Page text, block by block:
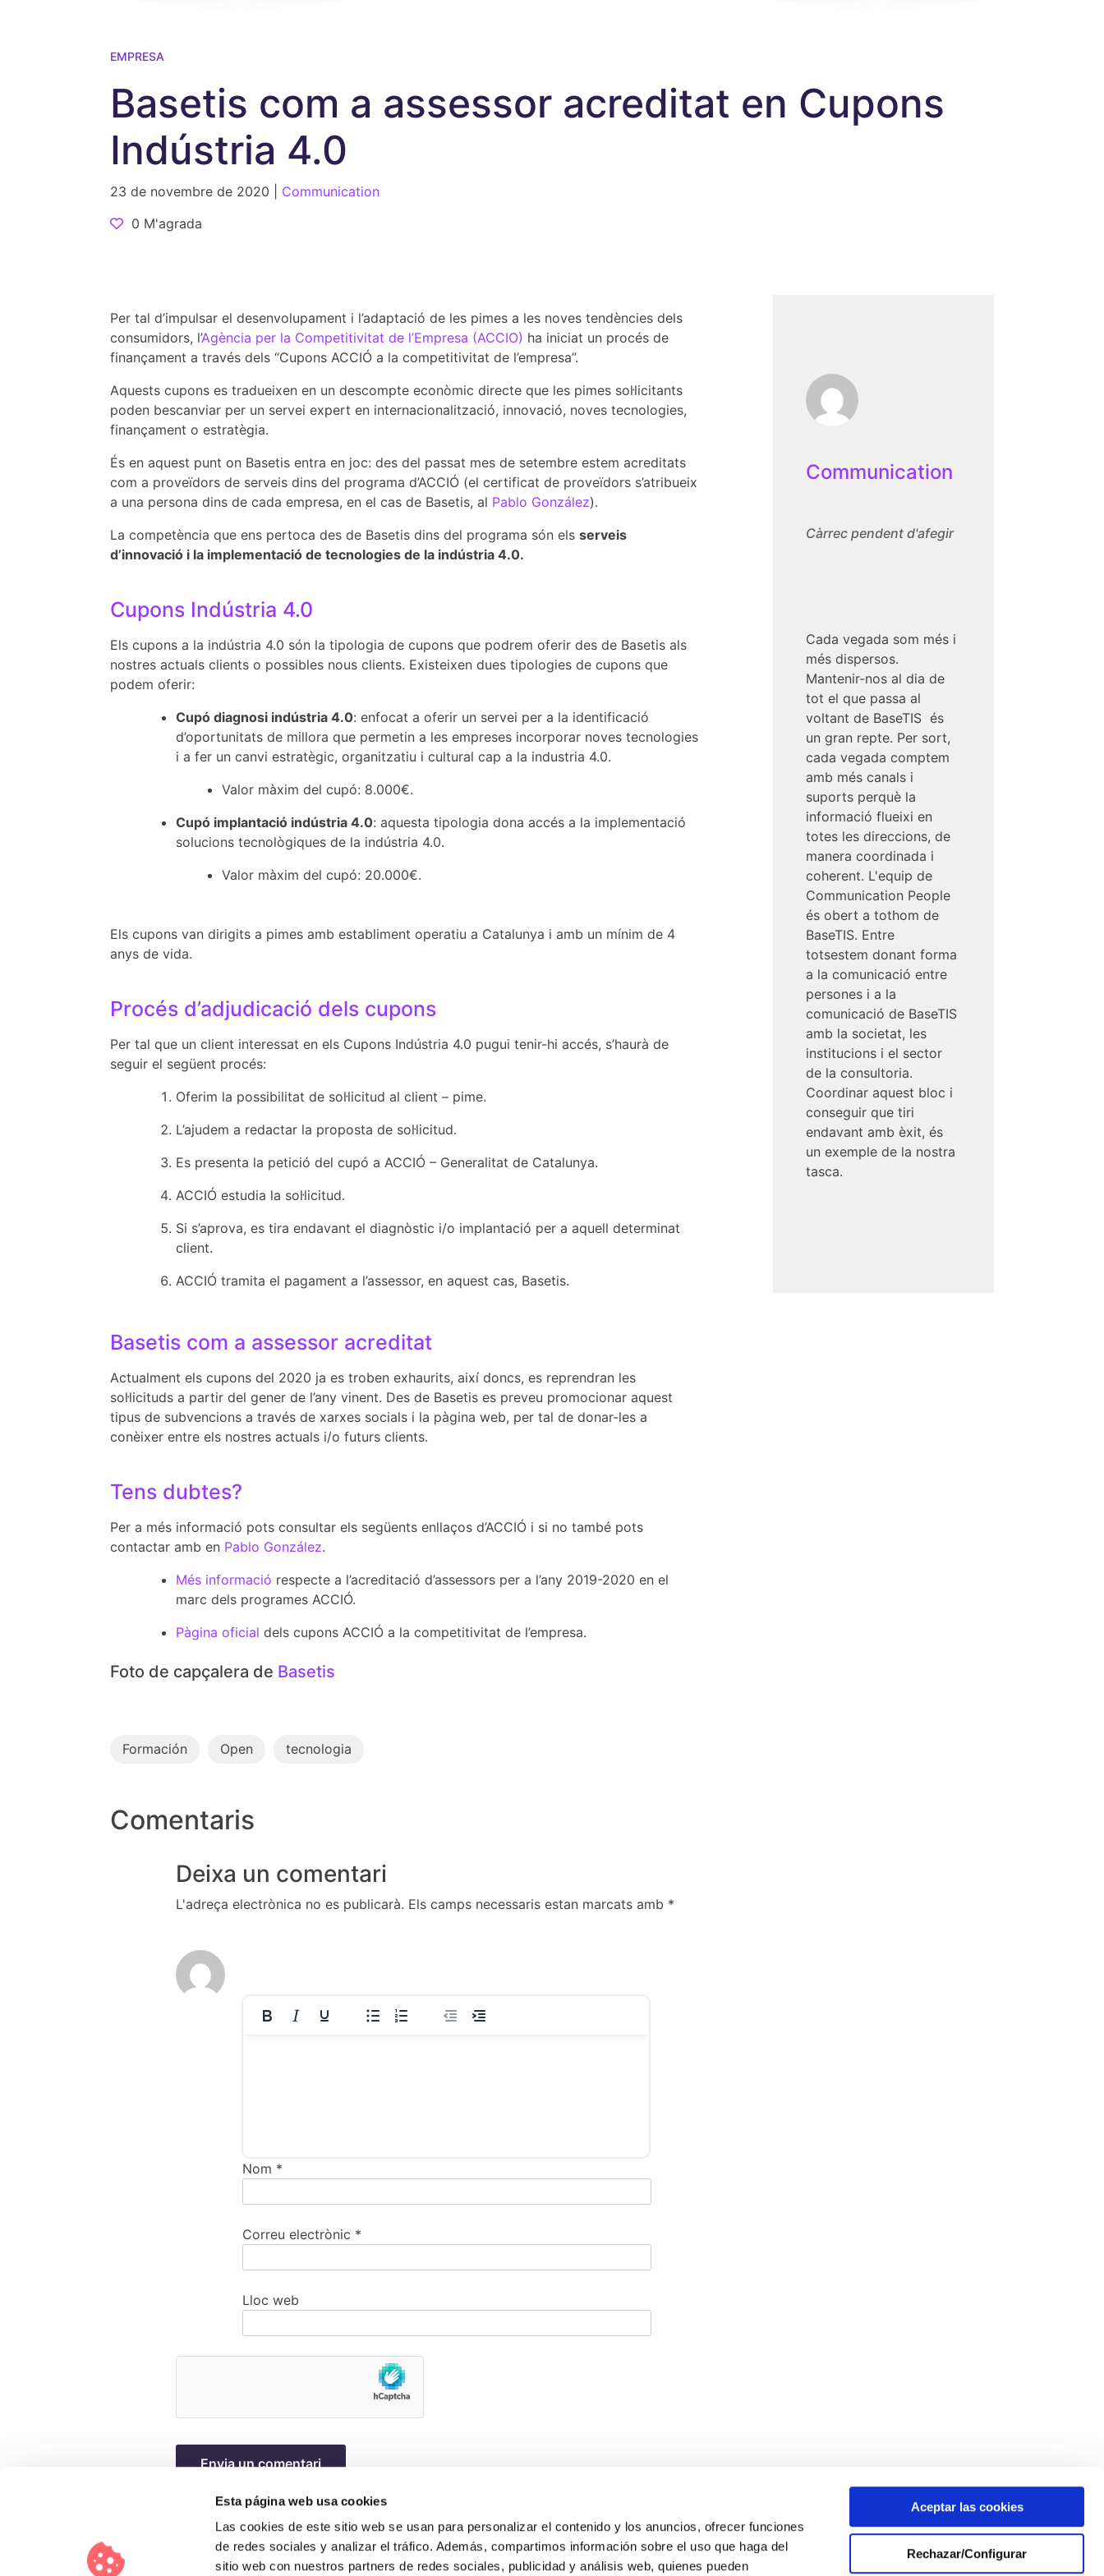
Esta página web usa cookies
Las cookies de este sitio web se usan para personalizar el contenido y los anuncios, ofrecer funciones
de redes sociales y analizar el tráfico. Además, compartimos información sobre el uso que haga del
sitio web con nuestros partners de redes sociales, publicidad y análisis web, quienes pueden
Aceptar las cookies
Rechazar/Configurar
EMPRESA
Basetis com a assessor acreditat en Cupons
Indústria 4.0
23 de novembre de 2020 | Communication
0 M'agrada
Per tal d’impulsar el desenvolupament i l’adaptació de les pimes a les noves tendències dels
consumidors, l’Agència per la Competitivitat de l’Empresa (ACCIO) ha iniciat un procés de
finançament a través dels “Cupons ACCIÓ a la competitivitat de l’empresa”.
Aquests cupons es tradueixen en un descompte econòmic directe que les pimes sol·licitants
poden bescanviar per un servei expert en internacionalització, innovació, noves tecnologies,
finançament o estratègia.
És en aquest punt on Basetis entra en joc: des del passat mes de setembre estem acreditats
com a proveïdors de serveis dins del programa d’ACCIÓ (el certificat de proveïdors s’atribueix
a una persona dins de cada empresa, en el cas de Basetis, al Pablo González).
La competència que ens pertoca des de Basetis dins del programa són elsserveis
d’innovació i la implementació de tecnologies de la indústria 4.0.
Cupons Indústria 4.0
Els cupons a la indústria 4.0 són la tipologia de cupons que podrem oferir des de Basetis als
nostres actuals clients o possibles nous clients. Existeixen dues tipologies de cupons que
podem oferir:
Cupó diagnosi indústria 4.0: enfocat a oferir un servei per a la identificació
d’oportunitats de millora que permetin a les empreses incorporar noves tecnologies
i a fer un canvi estratègic, organitzatiu i cultural cap a la industria 4.0.
Valor màxim del cupó: 8.000€.
Cupó implantació indústria 4.0: aquesta tipologia dona accés a la implementació
solucions tecnològiques de la indústria 4.0.
Valor màxim del cupó: 20.000€.
Els cupons van dirigits a pimes amb establiment operatiu a Catalunya i amb un mínim de 4
anys de vida.
Procés d’adjudicació dels cupons
Per tal que un client interessat en els Cupons Indústria 4.0 pugui tenir-hi accés, s’haurà de
seguir el següent procés:
Oferim la possibilitat de sol·licitud al client – pime.
L’ajudem a redactar la proposta de sol·licitud.
Es presenta la petició del cupó a ACCIÓ – Generalitat de Catalunya.
ACCIÓ estudia la sol·licitud.
Si s’aprova, es tira endavant el diagnòstic i/o implantació per a aquell determinat
client.
ACCIÓ tramita el pagament a l’assessor, en aquest cas, Basetis.
Basetis com a assessor acreditat
Actualment els cupons del 2020 ja es troben exhaurits, així doncs, es reprendran les
sol·licituds a partir del gener de l’any vinent. Des de Basetis es preveu promocionar aquest
tipus de subvencions a través de xarxes socials i la pàgina web, per tal de donar-les a
conèixer entre els nostres actuals i/o futurs clients.
Tens dubtes?
Per a més informació pots consultar els següents enllaços d’ACCIÓ i si no també pots
contactar amb en Pablo González.
Més informació respecte a l’acreditació d’assessors per a l’any 2019-2020 en el
marc dels programes ACCIÓ.
Pàgina oficial dels cupons ACCIÓ a la competitivitat de l’empresa.
Foto de capçalera de Basetis
Formación Open tecnologia
Communication
Càrrec pendent d'afegir
Cada vegada som més i
més dispersos.
Mantenir-nos al dia de
tot el que passa al
voltant de BaseTIS és
un gran repte. Per sort,
cada vegada comptem
amb més canals i
suports perquè la
informació flueixi en
totes les direccions, de
manera coordinada i
coherent. L'equip de
Communication People
és obert a tothom de
BaseTIS. Entre
totsestem donant forma
a la comunicació entre
persones i a la
comunicació de BaseTIS
amb la societat, les
institucions i el sector
de la consultoria.
Coordinar aquest bloc i
conseguir que tiri
endavant amb èxit, és
un exemple de la nostra
tasca.
Comentaris
Deixa un comentari
L'adreça electrònica no es publicarà. Els camps necessaris estan marcats amb *
Nom *
Correu electrònic *
Lloc web